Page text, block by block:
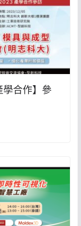
學合作】參